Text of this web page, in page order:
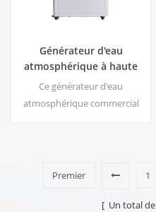
Générateur d'eau
atmosphérique à haute
efficacité |
Accueil/Appareil
écologique commercial |
Ce générateur d'eau
atmosphérique commercial
chlore.
Premier 1
[ Un total de